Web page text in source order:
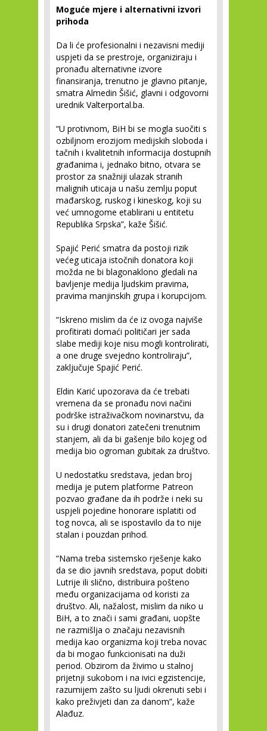
Moguće mjere i alternativni izvori
prihoda
Da li će profesionalni i nezavisni mediji
uspjeti da se prestroje, organiziraju i
pronađu alternativne izvore
finansiranja, trenutno je glavno pitanje,
smatra Almedin Šišić, glavni i odgovorni
urednik Valterportal.ba.
“U protivnom, BiH bi se mogla suočiti s
ozbiljnom erozijom medijskih sloboda i
tačnih i kvalitetnih informacija dostupnih
građanima i, jednako bitno, otvara se
prostor za snažniji ulazak stranih
malignih uticaja u našu zemlju poput
mađarskog, ruskog i kineskog, koji su
već umnogome etablirani u entitetu
Republika Srpska”, kaže Šišić.
Spajić Perić smatra da postoji rizik
većeg uticaja istočnih donatora koji
možda ne bi blagonaklono gledali na
bavljenje medija ljudskim pravima,
pravima manjinskih grupa i korupcijom.
“Iskreno mislim da će iz ovoga najviše
profitirati domaći političari jer sada
slabe mediji koje nisu mogli kontrolirati,
a one druge svejedno kontroliraju”,
zaključuje Spajić Perić.
Eldin Karić upozorava da će trebati
vremena da se pronađu novi načini
podrške istraživačkom novinarstvu, da
su i drugi donatori zatečeni trenutnim
stanjem, ali da bi gašenje bilo kojeg od
medija bio ogroman gubitak za društvo.
U nedostatku sredstava, jedan broj
medija je putem platforme Patreon
pozvao građane da ih podrže i neki su
uspjeli pojedine honorare isplatiti od
tog novca, ali se ispostavilo da to nije
stalan i pouzdan prihod.
“Nama treba sistemsko rješenje kako
da se dio javnih sredstava, poput dobiti
Lutrije ili slično, distribuira pošteno
među organizacijama od koristi za
društvo. Ali, nažalost, mislim da niko u
BiH, a to znači i sami građani, uopšte
ne razmišlja o značaju nezavisnih
medija kao organizma koji treba novac
da bi mogao funkcionisati na duži
period. Obzirom da živimo u stalnoj
prijetnji sukobom i na ivici egzistencije,
razumijem zašto su ljudi okrenuti sebi i
kako preživjeti dan za danom”, kaže
Alađuz.